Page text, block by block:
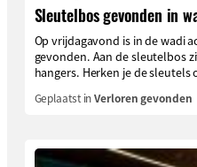
Sleutelbos gevonden in
Op vrijdagavond is in de wadi
gevonden. Aan de sleutelbos
hangers. Herken je de sleutels
Geplaatst inVerloren gevonden